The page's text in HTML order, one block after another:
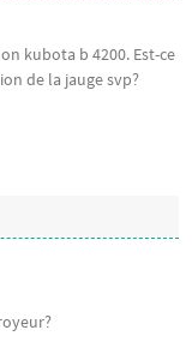
kubota b 4200. Est-ce
de la jauge svp?